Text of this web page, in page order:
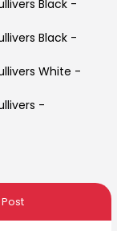
Black-
Black-
White -
-
Post